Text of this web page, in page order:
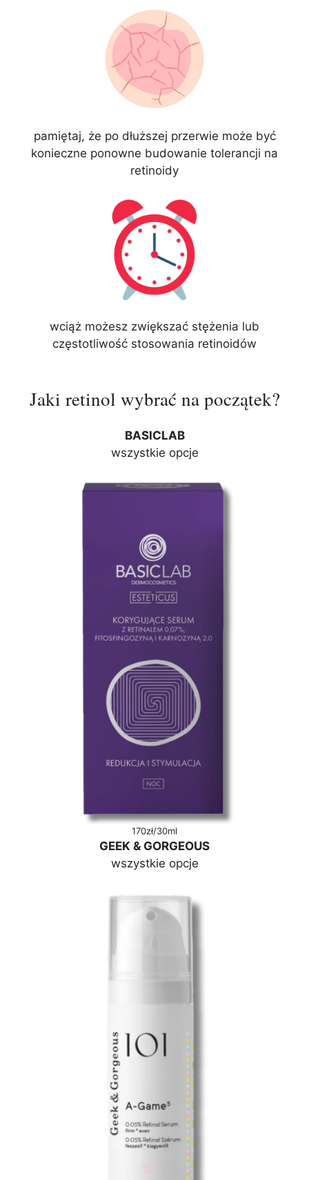
pamiętaj, że po dłuższej przerwie może być
konieczne ponowne budowanie tolerancji na
retinoidy
wciąż możesz zwiększać stężenia lub
częstotliwość stosowania retinoidów
Jaki retinol wybrać na początek?
BASICLAB
wszystkie opcje
170zł/30ml
GEEK & GORGEOUS
wszystkie opcje